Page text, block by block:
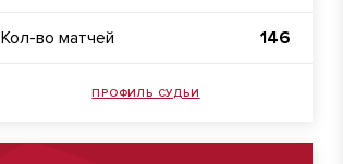
Кол-во матчей 146
ПРОФИЛЬ СУДЬИ